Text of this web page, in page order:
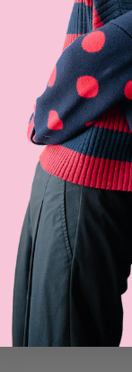
FRANCO
€178,20